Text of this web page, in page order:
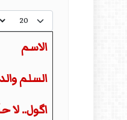
عدد
الاسم
السلم
اگول.. لا